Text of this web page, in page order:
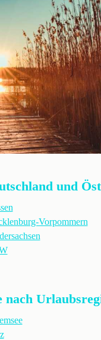
und
Vorpommern
nach